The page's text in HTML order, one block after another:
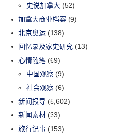
史说加拿大 (52)
加拿大商业档案 (9)
北京奥运 (138)
回忆录及家史研究 (13)
心情随笔 (69)
中国观察 (9)
社会观察 (6)
新闻报导 (5,602)
新闻素材 (33)
旅行记事 (153)